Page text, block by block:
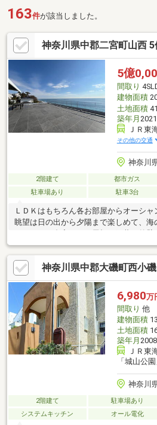
163件が該当しました。
神奈川県中郡二宮町山西
5億
間取り
建物面積
土地面積
築年月
ＪＲ東
その他の交通
神奈川
2階建て 都市ガス
駐車場あり
駐車3台
ＬＤＫはもちろん各お部屋からオーシャ
眺望は日の出から夕陽まで楽しめて、海
アを含めて建具はすべてオーダー品で
は４LDKで、バスルームからも海が見え
が楽しめます。LDKの空間は約37帖あり
８０帖ほどの大きさ。オンリーワンの
したい物件です。
神奈川県中郡大磯町西小
6,980万
間取り 他
建物面積
土地面積
築年月
ＪＲ東
「城山公
神奈川
2階建て 駐車場あり
システムキッチン
オール電化